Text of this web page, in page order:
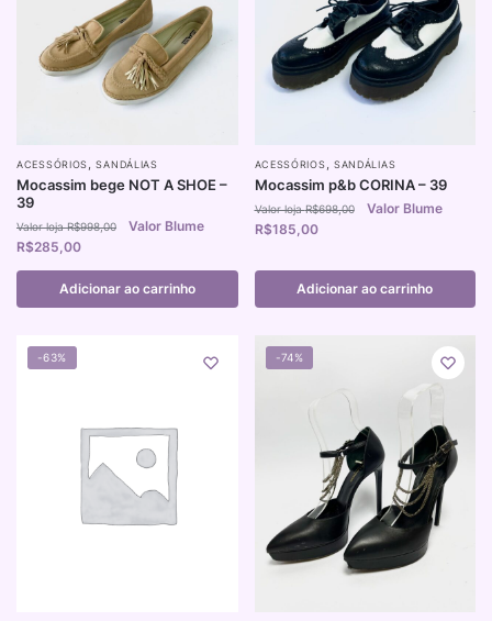
ACESSÓRIOS,SANDÁLIAS
Mocassim bege NOT A SHOE –
39
R$998,00
R$285,00
Adicionar ao carrinho
ACESSÓRIOS, SANDÁLIAS
Mocassim p&b CORINA – 39
R$698,00
R$185,00
Adicionar ao carrinho
-63% -74%